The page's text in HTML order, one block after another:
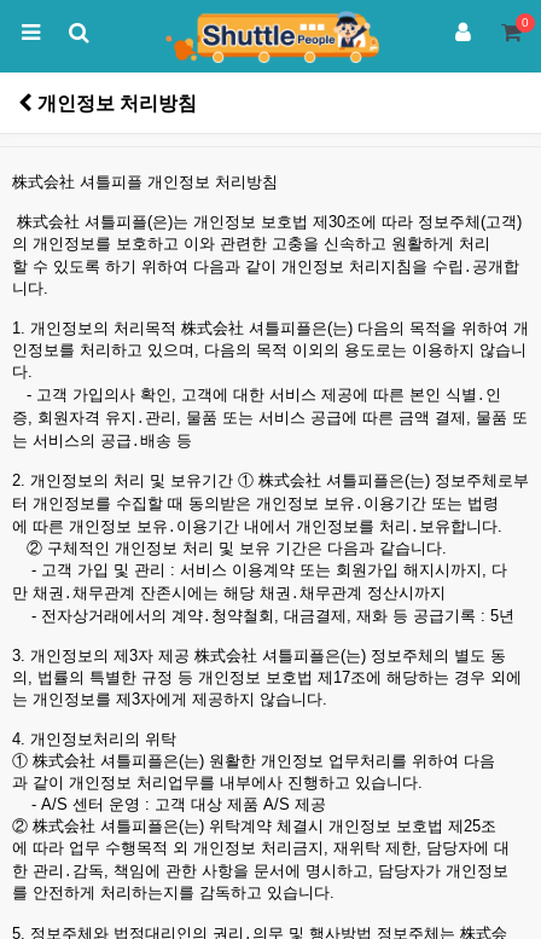
0
개인정보 처리방침
株式会社 셔틀피플 개인정보 처리방침
株式会社 셔틀피플(은)는 개인정보 보호법 제30조에 따라 정보주체(고객)
의 개인정보를 보호하고 이와 관련한 고충을 신속하고 원활하게 처리
할 수 있도록 하기 위하여 다음과 같이 개인정보 처리지침을 수립․공개합
니다.
1. 개인정보의 처리목적 株式会社 셔틀피플은(는) 다음의 목적을 위하여 개
인정보를 처리하고 있으며, 다음의 목적 이외의 용도로는 이용하지 않습니
다.
- 고객 가입의사 확인, 고객에 대한 서비스 제공에 따른 본인 식별․인
증, 회원자격 유지․관리, 물품 또는 서비스 공급에 따른 금액 결제, 물품 또
는 서비스의 공급․배송 등
2. 개인정보의 처리 및 보유기간 ① 株式会社 셔틀피플은(는) 정보주체로부
터 개인정보를 수집할 때 동의받은 개인정보 보유․이용기간 또는 법령
에 따른 개인정보 보유․이용기간 내에서 개인정보를 처리․보유합니다.
② 구체적인 개인정보 처리 및 보유 기간은 다음과 같습니다.
- 고객 가입 및 관리 : 서비스 이용계약 또는 회원가입 해지시까지, 다
만 채권․채무관계 잔존시에는 해당 채권․채무관계 정산시까지
- 전자상거래에서의 계약․청약철회, 대금결제, 재화 등 공급기록 : 5년
3. 개인정보의 제3자 제공 株式会社 셔틀피플은(는) 정보주체의 별도 동
의, 법률의 특별한 규정 등 개인정보 보호법 제17조에 해당하는 경우 외에
는 개인정보를 제3자에게 제공하지 않습니다.
4. 개인정보처리의 위탁
① 株式会社 셔틀피플은(는) 원활한 개인정보 업무처리를 위하여 다음
과 같이 개인정보 처리업무를 내부에사 진행하고 있습니다.
- A/S 센터 운영 : 고객 대상 제품 A/S 제공
② 株式会社 셔틀피플은(는) 위탁계약 체결시 개인정보 보호법 제25조
에 따라 업무 수행목적 외 개인정보 처리금지, 재위탁 제한, 담당자에 대
한 관리․감독, 책임에 관한 사항을 문서에 명시하고, 담당자가 개인정보
를 안전하게 처리하는지를 감독하고 있습니다.
5. 정보주체와 법정대리인의 권리․의무 및 행사방법 정보주체는 株式会